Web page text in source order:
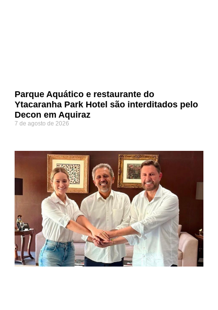
Parque Aquático e restaurante do
Ytacaranha Park Hotel são interditados pelo
Decon em Aquiraz
7 de agosto de 2026